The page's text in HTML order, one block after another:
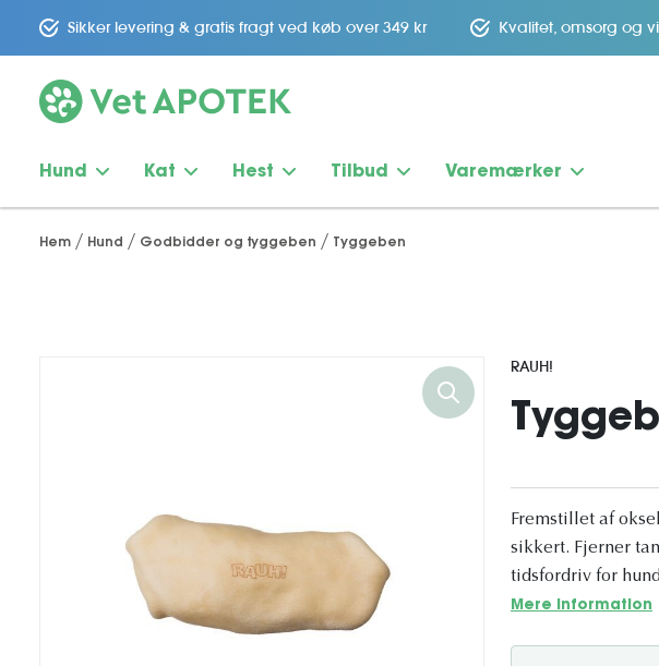
Sikker levering & gratis fragt ved køb over 349 kr Kvalitet, omsorg og
Hund Kat Hest Tilbud Varemærker
Hem Hund Godbidder og tyggeben Tyggeben
RAUH!
Fremstillet af
sikkert. Fjerner
tidsfordriv for
Mere information